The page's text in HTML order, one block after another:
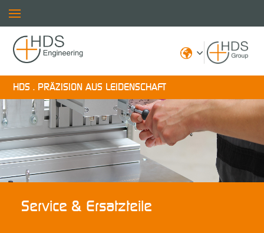
HDS . PRÄZISION AUS LEIDENSCHAFT
Service & Ersatzteile